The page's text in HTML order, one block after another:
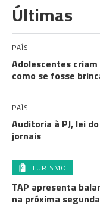
Últimas
PAÍS
Adolescentes
como se fosse
PAÍS
Auditoria à PJ, lei
jornais
TURISMO
TAP apresenta
na próxima